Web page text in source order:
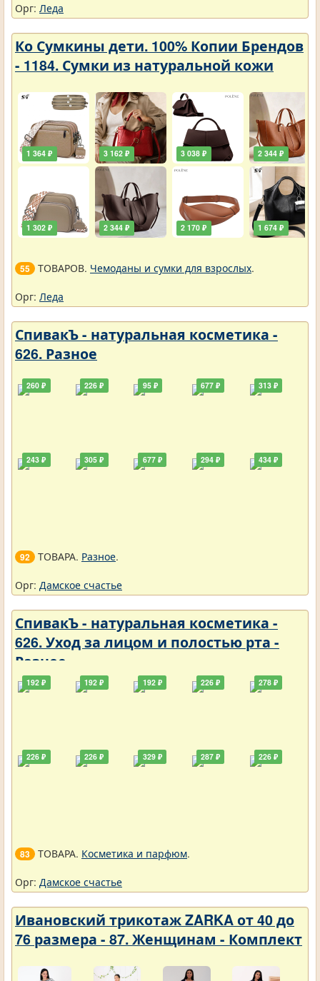
Орг: Леда
Ко Сумкины дети. 100% Копии Брендов
- 1184. Сумки из натуральной кожи
1 364 ₽
1 302 ₽
3 162 ₽
2 344 ₽
3 038 ₽
2 170 ₽
2 344 ₽
1 674 ₽
55 ТОВАРОВ. Чемоданы и сумки для взрослых.
Орг: Леда
СпивакЪ - натуральная косметика -
626. Разное
260 ₽
243 ₽
226 ₽
305 ₽
95 ₽
677 ₽
677 ₽
294 ₽
313 ₽
434 ₽
92 ТОВАРА. Разное.
Орг: Дамское счастье
СпивакЪ - натуральная косметика -
626. Уход за лицом и полостью рта -
Разное
192 ₽
226 ₽
192 ₽
226 ₽
192 ₽
329 ₽
226 ₽
287 ₽
278 ₽
226 ₽
83 ТОВАРА. Косметика и парфюм.
Орг: Дамское счастье
Ивановский трикотаж ZARKA от 40 до
76 размера - 87. Женщинам - Комплект